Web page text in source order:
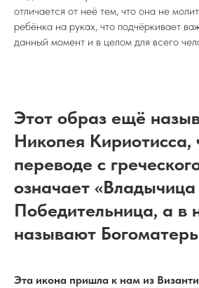
отличается от неё тем, что она не
ребёнка на руках, что подчёркивает
данный момент и в целом для всего
Этот образ ещё
Никопея Кириотисса,
переводе с
означает «Владычица
Победительница, а в
называют
Эта икона пришла к нам из